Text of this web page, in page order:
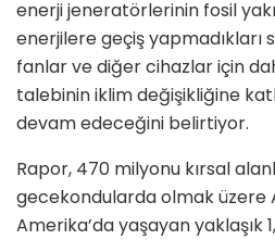
enerji jeneratörlerinin fosil
enerjilere geçiş yapmadıkları
fanlar ve diğer cihazlar için
talebinin iklim değişikliğine
devam edeceğini belirtiyor.
Rapor, 470 milyonu kırsal
gecekondularda olmak üzere
Amerika’da yaşayan yaklaşık